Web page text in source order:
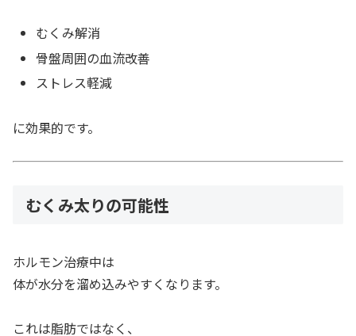
むくみ解消
骨盤周囲の血流改善
ストレス軽減
に効果的です。
むくみ太りの可能性
ホルモン治療中は
体が水分を溜め込みやすくなります。
これは脂肪ではなく、